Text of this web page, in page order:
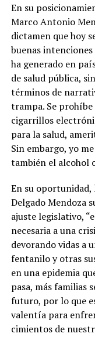
En su
Marco Antonio
dictamen que hoy
buenas
ha generado en
de salud pública,
términos de
trampa. Se prohíbe
cigarrillos
para la salud,
Sin embargo, yo
también el alcohol
En su oportunidad,
Delgado Mendoza
ajuste legislativo,
necesaria a una
devorando vidas a
fentanilo y otras
en una epidemia
pasa, más familias
futuro, por lo que
valentía para
cimientos de